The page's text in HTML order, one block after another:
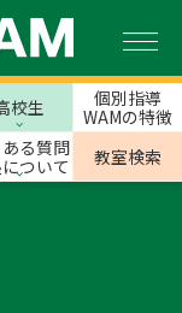
校生
個別指導
WAMの特徴
る質問
ついて
教室検索